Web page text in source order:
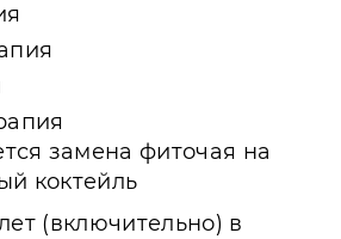
замена фиточая на
коктейль
(включительно) в